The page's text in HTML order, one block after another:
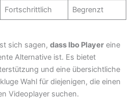
Fortschrittlich Begrenzt
sich sagen,dass Ibo Player eine
Alternative ist. Es bietet
und eine übersichtliche
Wahl für diejenigen, die einen
Videoplayer suchen.